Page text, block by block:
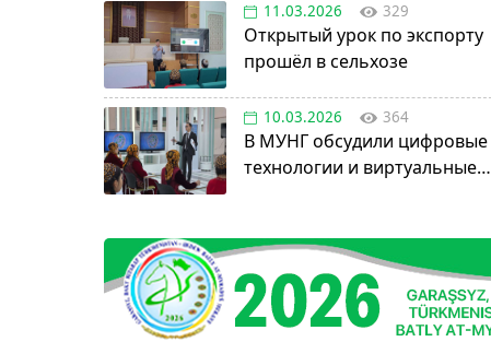
11.03.2026 329
Открытый урок по экспорту
прошёл в сельхозе
10.03.2026 364
В МУНГ обсудили цифровые
технологии и виртуальные